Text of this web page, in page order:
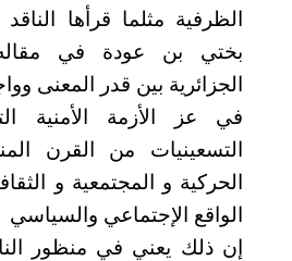
الظرفية مثلما قرأها
بختي بن عودة في
الجزائرية بين قدر المعنى
في عز الأزمة الأمنية
التسعينيات من القرن
الحركية و المجتمعية و
الواقع الإجتماعي والسياسي
إن ذلك يعني في منظور